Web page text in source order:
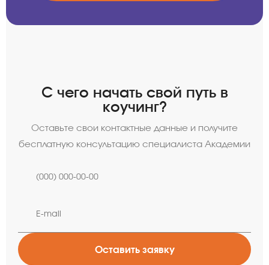
C чего начать свой путь в
коучинг?
Оставьте свои контактные данные и получите
бесплатную консультацию специалиста Академии
Оставить заявку